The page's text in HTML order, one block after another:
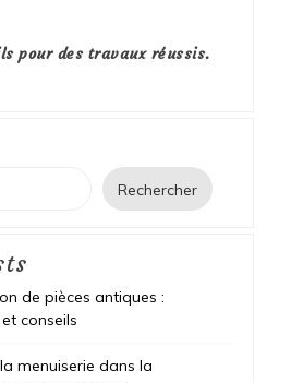
pour des travaux réussis.
Rechercher
de pièces antiques :
conseils
menuiserie dans la